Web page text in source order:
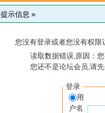
提示信息 »
您没有登录或者您没有权
读取数据错误,原因：
您还不是论坛会员,请
登录
用
户名